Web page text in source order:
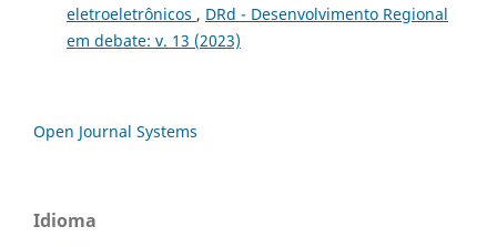
eletroeletrônicos , DRd - Desenvolvimento Regional
em debate: v. 13 (2023)
Open Journal Systems
Idioma